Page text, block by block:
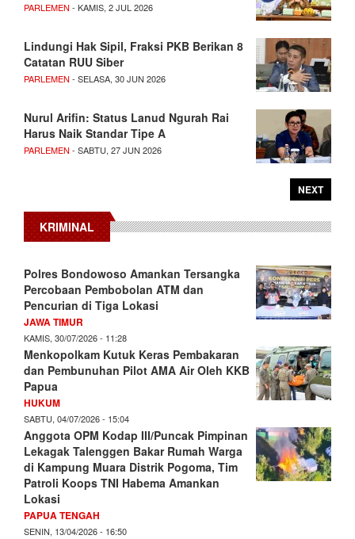
PARLEMEN - KAMIS, 2 JUL 2026
Lindungi Hak Sipil, Fraksi PKB Berikan 8
Catatan RUU Siber
PARLEMEN - SELASA, 30 JUN 2026
Nurul Arifin: Status Lanud Ngurah Rai
Harus Naik Standar Tipe A
PARLEMEN - SABTU, 27 JUN 2026
NEXT
KRIMINAL
Polres Bondowoso Amankan Tersangka
Percobaan Pembobolan ATM dan
Pencurian di Tiga Lokasi
JAWA TIMUR
KAMIS, 30/07/2026 - 11:28
Menkopolkam Kutuk Keras Pembakaran
dan Pembunuhan Pilot AMA Air Oleh KKB
Papua
HUKUM
SABTU, 04/07/2026 - 15:04
Anggota OPM Kodap III/Puncak Pimpinan
Lekagak Talenggen Bakar Rumah Warga
di Kampung Muara Distrik Pogoma, Tim
Patroli Koops TNI Habema Amankan
Lokasi
PAPUA TENGAH
SENIN, 13/04/2026 - 16:50